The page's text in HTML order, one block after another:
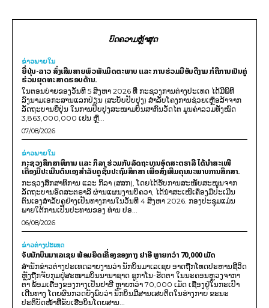
ບົດຄວາມຫຼ້າສຸດ
ຂ່າວພາຍ​ໃນ
ຍີ່ປຸ່ນ-ລາວ ສົ່ງເສີມສາຍພົວພັນມິດຕະພາບ ແລະ ການຮ່ວມມືອັນດີງາມ ກໍຄືການເປັນຄູ່
ຮ່ວມຍຸດທະສາດຮອບດ້ານ.
ໃນຕອນບ່າຍຂອງວັນທີ 5 ສິງຫາ 2026 ທີ່ ກະຊວງການຕ່າງປະເທດ ໄດ້ມີພິທີ
ລົງນາມເອກະສານແລກປ່ຽນ (ສະບັບປັບປຸງ) ສໍາລັບໂຄງການຊ່ວຍເຫຼືອລ້າຈາກ
ລັດຖະບານຍີ່ປຸ່ນ ໃນການປັບປຸງສະໜາມບິນສາກົນວັດໄຕ ມູນຄ່າລວມທັງໝົດ
3,863,000,000 ເຢນ ຫຼື...
07/08/2026
ຂ່າວພາຍ​ໃນ
ກະຊວງສຶກສາທິການ ແລະ ກິລາ ຮ່ວມກັບລັດຖະບານອົດສະຕຣາລີ ໄດ້ນຳສະເໜີ
ເຄື່ອງມືປະເມີນຕົນເອງສຳລັບຄູຊັ້ນປະຖົມສຶກສາ ເພື່ອສົ່ງເສີມຄຸນນະພາບການສຶກສາ.
ກະຊວງສຶກສາທິການ ແລະ ກິລາ (ສສກ), ໂດຍໄດ້ຮັບການສະໜັບສະໜູນຈາກ
ລັດຖະບານອົດສະຕຣາລີ ຜ່ານແຜນງານບີຄວາ, ໄດ້ນຳສະເໜີເຄື່ອງມືປະເມີນ
ຕົນເອງສຳລັບຄູຢ່າງເປັນທາງການໃນວັນທີ 4 ສິງຫາ 2026. ກອງປະຊຸມແມ່ນ
ພາຍໃຕ້ການເປັນປະທານຂອງ ທ່ານ ປອ...
06/08/2026
ຂ່າວຕ່າງປະເທດ
ຈັບນັກບິນມາເລເຊຍ ພ້ອມຍຶດເຄື່ອງຂອງກາງ ຢາອີ ຫຼາຍກວ່າ 70,000 ເມັດ
ສຳນັກຂ່າວຕ່າງປະເທດລາຍງານວ່າ ນັກບິນມາເລເຊຍ ອາດຖືກໂທດປະຫານຊີວິດ
ຫຼັງຖືກຈັບກຸມຢູ່ສະໜາມບິນນານາຊາດ ຊູກາໂນ-ຮັດຕາ ໃນນະຄອນຫຼວງຈາກາ
ຕາ ພ້ອມເຄື່ອງຂອງກາງເປັນຢາອີ ຫຼາຍກວ່າ 70,000 ເມັດ ເຊື່ອງຢູ່ໃນກະເປົາ
ເດີນທາງ ໂດຍຜົນກວດຍັງພົບວ່າ ນັກບິນມີສານເສບຕິດໃນຮ່າງກາຍ ຂະນະ
ປະຕິບັດໜ້າທີ່ຂັບເຮືອບິນໂດຍສານ...